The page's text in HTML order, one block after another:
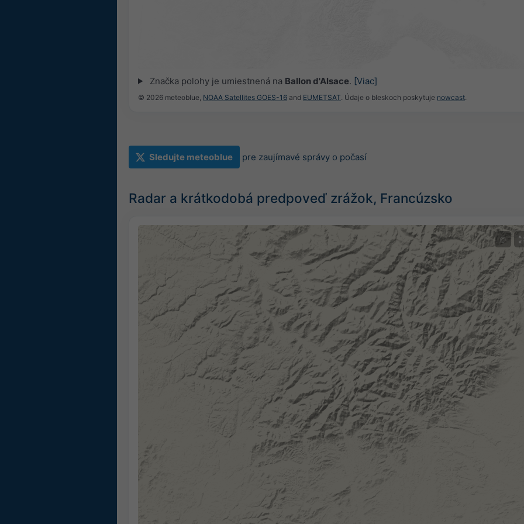
Značka polohy je umiestnená na Ballon d'Alsace. [Viac]
© 2026 meteoblue, NOAA Satellites GOES-16 and EUMETSAT. Údaje o bleskoch poskytuje nowcast.
Sledujte meteoblue pre zaujímavé správy o počasí
Radar a krátkodobá predpoveď zrážok, Francúzsko
©